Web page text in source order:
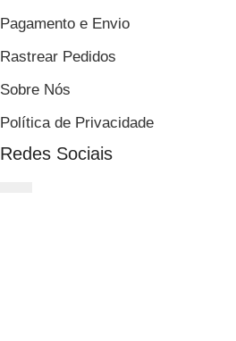
Pagamento e Envio
Rastrear Pedidos
Sobre Nós
Política de Privacidade
Redes Sociais